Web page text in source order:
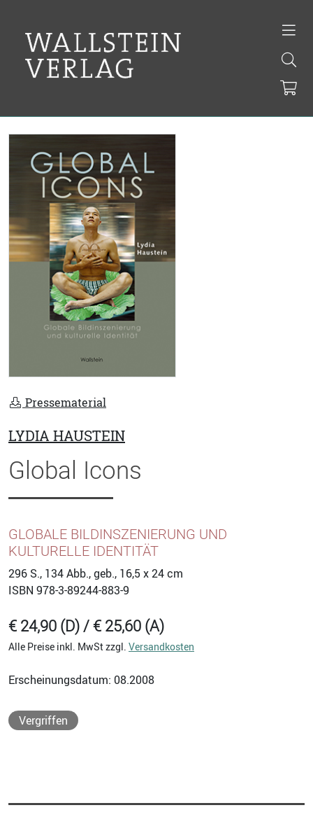
Pressematerial
LYDIA HAUSTEIN
Global Icons
GLOBALE BILDINSZENIERUNG UND
KULTURELLE IDENTITÄT
296 S., 134 Abb., geb., 16,5 x 24 cm
ISBN 978-3-89244-883-9
€ 24,90 (D) / € 25,60 (A)
Alle Preise inkl. MwSt zzgl. Versandkosten
Erscheinungsdatum: 08.2008
Vergriffen